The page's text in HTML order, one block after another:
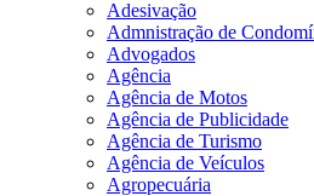
Adesivação
Admnistração de
Advogados
Agência
Agência de Motos
Agência de Publicidade
Agência de Turismo
Agência de Veículos
Agropecuária